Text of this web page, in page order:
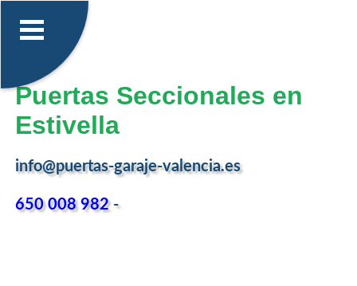
Puertas Seccionales en
Estivella
info@puertas-garaje-valencia.es
650 008 982-